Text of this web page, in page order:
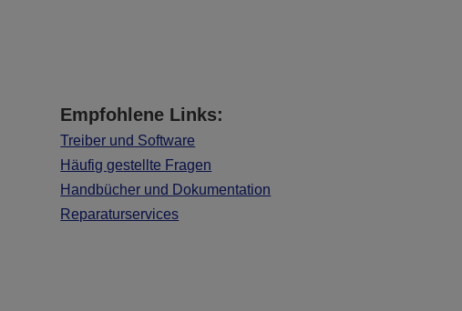
Empfohlene Links:
Treiber und Software
Häufig gestellte Fragen
Handbücher und Dokumentation
Reparaturservices